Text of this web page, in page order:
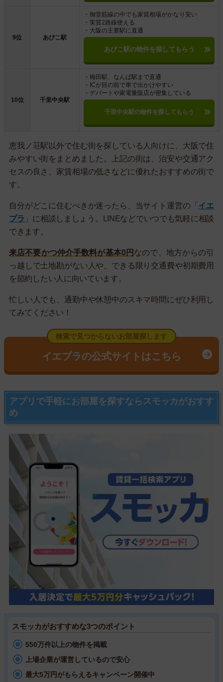
9位 あびこ駅
・御堂筋線の中でも家賃相場がかなり安い
・実質2路線使える
・大阪の主要駅に直通
あびこ駅の物件を探してもらう
10位 千里中央駅
・梅田駅、なんば駅まで直通
・ICが目の前で車で出かけやすい
・デパートや家電量販店が密集している
千里中央駅の物件を探してもらう
恵我ノ荘駅以外で住む街を探している人向けに、大阪で住
みやすい街をまとめました。上記の街は、治安や交通アク
セスの良さ、家賃相場の低さなどに優れたおすすめの街で
す。
自分がどこに住むべきか迷ったら、当サイト運営の「 イエ
プラ 」に相談しましょう。LINEなどでいつでも気軽に相談
できます。
来店不要かつ仲介手数料が基本0円 なので、地方からの引
っ越しで土地勘がない人や、できる限り交通費や初期費用
を節約したい人に向いています。
忙しい人でも、通勤中や休憩中のスキマ時間にぜひ利用し
てみてください！
検索で見つからないお部屋探します
イエプラの公式サイトはこちら
アプリで手軽にお部屋を探すならスモッカがおすす
め
スモッカがおすすめな3つのポイント
550万件以上の物件を掲載
上場企業が運営しているので安心
最大5万円がもらえるキャンペーン開催中